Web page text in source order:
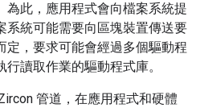
為此，應用程式會向檔案系統提
系統可能需要向區塊裝置傳送要
定，要求可能會經過多個驅動程
讀取作業的驅動程式庫。
管道，在應用程式和硬體